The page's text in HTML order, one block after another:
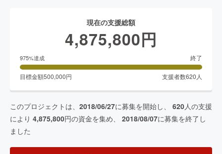
現在の支援総額
4,875,800円
975%達成 終了
目標金額500,000円 支援者数620 人
このプロジェクトは、 2018/06/27に募集を開始し、 620人の支援
により 4,875,800円の資金を集め、 2018/08/07に募集を終了し
ました